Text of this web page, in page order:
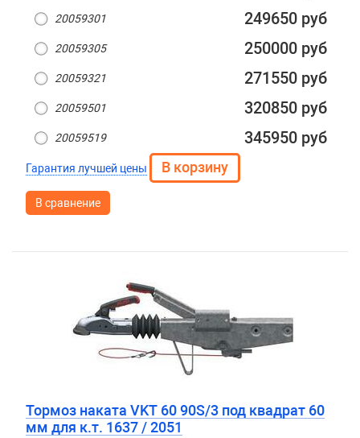
20059301 249650 руб
20059305 250000 руб
20059321 271550 руб
20059501 320850 руб
20059519 345950 руб
Гарантия лучшей цены
В сравнение
Тормоз наката VKT 60 90S/3 под квадрат 60
мм для к.т. 1637 / 2051